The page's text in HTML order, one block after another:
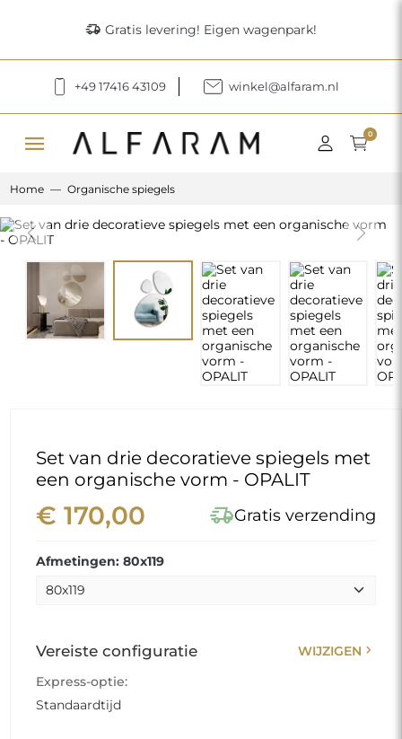
delivery_truck_speed Gratis levering! Eigen wagenpark!
+49 17416 43109 winkel@alfaram.nl
menu 0
Home Organische spiegels
Previous Next
Set van drie decoratieve spiegels met
een organische vorm - OPALIT
€ 170,00 delivery_truck_speedGratis verzending
Afmetingen: 80x119
Vereiste configuratie WIJZIGEN chevron_right
Express-optie:
Standaardtijd